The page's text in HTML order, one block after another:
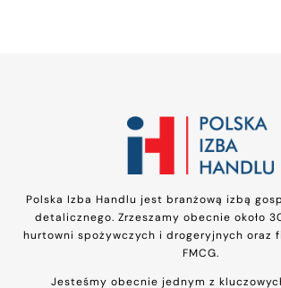
Polska Izba Handlu jest branżową izbą
detalicznego. Zrzeszamy obecnie około
hurtowni spożywczych i drogeryjnych oraz
FMCG.
Jesteśmy obecnie jednym z